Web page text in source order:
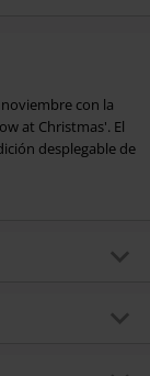
con la
at Christmas'. El
desplegable de